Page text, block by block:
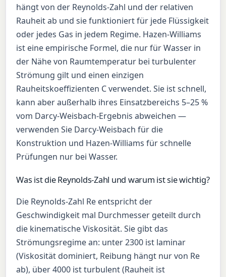
hängt von der Reynolds-Zahl und der relativen
Rauheit ab und sie funktioniert für jede Flüssigkeit
oder jedes Gas in jedem Regime. Hazen-Williams
ist eine empirische Formel, die nur für Wasser in
der Nähe von Raumtemperatur bei turbulenter
Strömung gilt und einen einzigen
Rauheitskoeffizienten C verwendet. Sie ist schnell,
kann aber außerhalb ihres Einsatzbereichs 5–25 %
vom Darcy-Weisbach-Ergebnis abweichen —
verwenden Sie Darcy-Weisbach für die
Konstruktion und Hazen-Williams für schnelle
Prüfungen nur bei Wasser.
Was ist die Reynolds-Zahl und warum ist sie wichtig?
Die Reynolds-Zahl Re entspricht der
Geschwindigkeit mal Durchmesser geteilt durch
die kinematische Viskosität. Sie gibt das
Strömungsregime an: unter 2300 ist laminar
(Viskosität dominiert, Reibung hängt nur von Re
ab), über 4000 ist turbulent (Rauheit ist